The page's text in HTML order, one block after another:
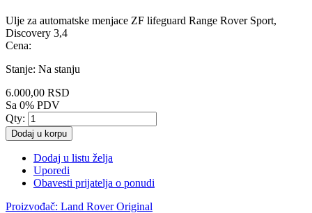
Ulje za automatske menjace ZF lifeguard Range Rover Sport,
Discovery 3,4
Cena:
Stanje: Na stanju
6.000,00 RSD
Sa 0% PDV
Qty:
Dodaj u korpu
Dodaj u listu želja
Uporedi
Obavesti prijatelja o ponudi
Proizvođač: Land Rover Original